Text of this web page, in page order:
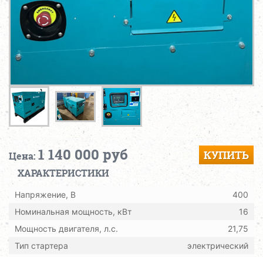
Цена:1 140 000 руб КУПИТЬ
ХАРАКТЕРИСТИКИ
Напряжение, В
400
Номинальная мощность, кВт
16
Мощность двигателя, л.с.
21,75
Тип стартера
электрический